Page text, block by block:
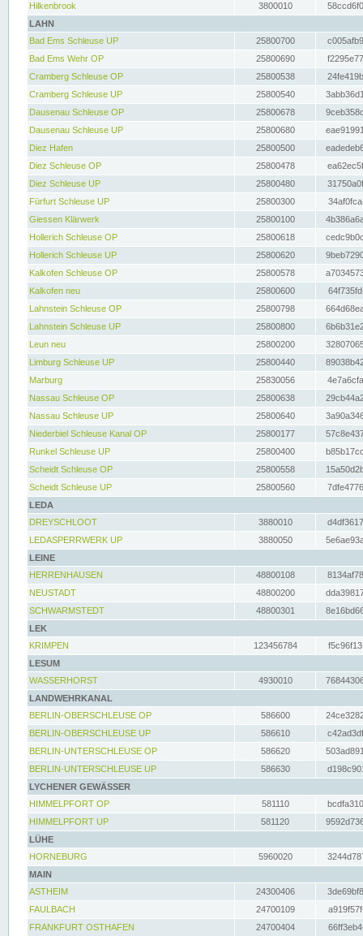
Hilkenbrook
3800010
LAHN
Bad Ems Schleuse UP
25800700
Bad Ems Wehr OP
25800690
Cramberg Schleuse OP
25800538
Cramberg Schleuse UP
25800540
Dausenau Schleuse OP
25800678
Dausenau Schleuse UP
25800680
Diez Hafen
25800500
Diez Schleuse OP
25800478
Diez Schleuse UP
25800480
Fürfurt Schleuse UP
25800300
Giessen Klärwerk
25800100
Hollerich Schleuse OP
25800618
Hollerich Schleuse UP
25800620
Kalkofen Schleuse OP
25800578
Kalkofen neu
25800600
Lahnstein Schleuse OP
25800798
Lahnstein Schleuse UP
25800800
Leun neu
25800200
Limburg Schleuse UP
25800440
Marburg
25830056
Nassau Schleuse OP
25800638
Nassau Schleuse UP
25800640
Niederbiel Schleuse Kanal OP
25800177
Runkel Schleuse UP
25800400
Scheidt Schleuse OP
25800558
Scheidt Schleuse UP
25800560
LEDA
DREYSCHLOOT
3880010
LEDASPERRWERK UP
3880050
LEINE
HERRENHAUSEN
48800108
NEUSTADT
48800200
SCHWARMSTEDT
48800301
LEK
KRIMPEN
123456784
LESUM
WASSERHORST
4930010
LANDWEHRKANAL
BERLIN-OBERSCHLEUSE OP
586600
BERLIN-OBERSCHLEUSE UP
586610
BERLIN-UNTERSCHLEUSE OP
586620
BERLIN-UNTERSCHLEUSE UP
586630
LYCHENER GEWÄSSER
HIMMELPFORT OP
581110
HIMMELPFORT UP
581120
LÜHE
HORNEBURG
5960020
MAIN
ASTHEIM
24300406
FAULBACH
24700109
FRANKFURT OSTHAFEN
24700404